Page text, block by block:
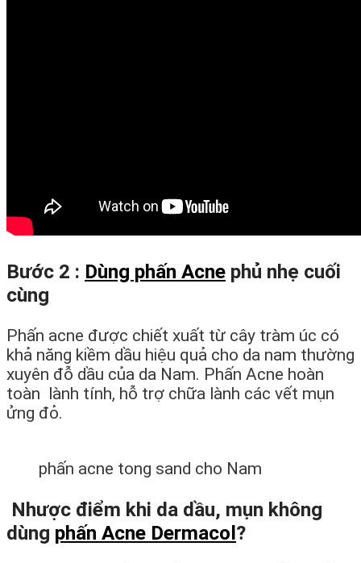
Bước 2 : Dùng phấn Acne phủ nhẹ cuối
cùng
Phấn acne được chiết xuất từ cây tràm úc có
khả năng kiềm dầu hiệu quả cho da nam thường
xuyên đỗ dầu của da Nam. Phấn Acne hoàn
toàn lành tính, hỗ trợ chữa lành các vết mụn
ửng đỏ.
phấn acne tong sand cho Nam
Nhược điểm khi da dầu, mụn không
dùng phấn Acne Dermacol?